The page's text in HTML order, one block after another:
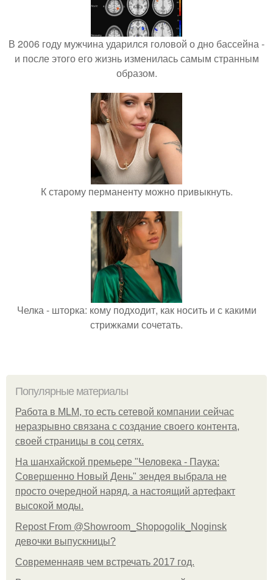
В 2006 году мужчина ударился головой о дно бассейна -
и после этого его жизнь изменилась самым странным
образом.
К старому перманенту можно привыкнуть.
Челка - шторка: кому подходит, как носить и с какими
стрижками сочетать.
Популярные материалы
Работа в MLM, то есть сетевой компании сейчас
неразрывно связана с создание своего контента,
своей страницы в соц сетях.
На шанхайской премьере "Человека - Паука:
Совершенно Новый День" зендея выбрала не
просто очередной наряд, а настоящий артефакт
высокой моды.
Repost From @Showroom_Shopogolik_Noginsk
девочки выпускницы?
Современнаяв чем встречать 2017 год.